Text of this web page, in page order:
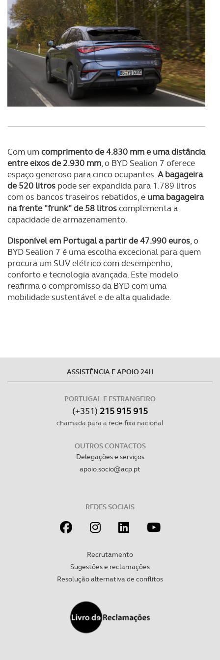
Realçamos que o bloqueio de certo tipo de Cookies e
tecnologias similares pode ter impacto na sua
experiência de navegação no Website e nos serviços
disponibilizados.
Consulte a política de cookies do site.
Com umcomprimento de 4.830 mm e uma distância
entre eixos de 2.930 mm, o BYD Sealion 7 oferece
espaço generoso para cinco ocupantes.A bagageira
de 520 litros pode ser expandida para 1.789 litros
com os bancos traseiros rebatidos, e uma bagageira
na frente "frunk" de 58 litroscomplementa a
capacidade de armazenamento.
Disponível em Portugal a partir de 47.990 euros, o
BYD Sealion 7 é uma escolha excecional para quem
procura um SUV elétrico com desempenho,
conforto e tecnologia avançada. Este modelo
reafirma o compromisso da BYD com uma
mobilidade sustentável e de alta qualidade.
ASSISTÊNCIA E APOIO 24H
PORTUGAL E ESTRANGEIRO
(+351) 215 915 915
chamada para a rede fixa nacional
OUTROS CONTACTOS
Delegações e serviços
apoio.socio@acp.pt
REDES SOCIAIS
Recrutamento
Sugestões e reclamações
Resolução alternativa de conflitos